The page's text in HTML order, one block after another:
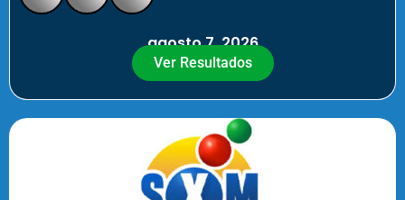
agosto 7, 2026
Ver Resultados